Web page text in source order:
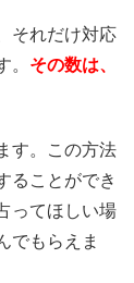
それだけ対応
。 その数は、
す。この方法
ることができ
ってほしい場
でもらえま